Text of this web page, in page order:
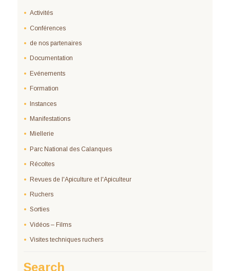
Activités
Conférences
de nos partenaires
Documentation
Evénements
Formation
Instances
Manifestations
Miellerie
Parc National des Calanques
Récoltes
Revues de l'Apiculture et l'Apiculteur
Ruchers
Sorties
Vidéos – Films
Visites techniques ruchers
Search